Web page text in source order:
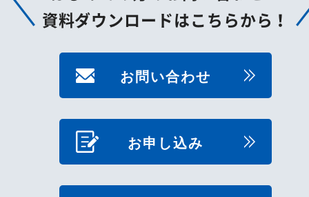
資料ダウンロードはこちらから！
お問い合わせ
お申し込み